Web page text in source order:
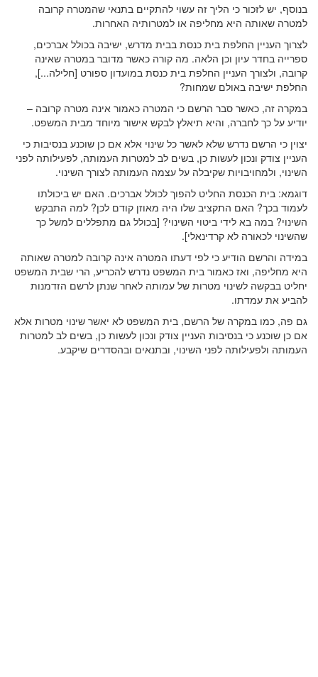
בנוסף, יש לזכור כי הליך זה עשוי להתקיים בתנאי שהמטרה קרובה
למטרה שאותה היא מחליפה או למטרותיה האחרות.
לצרוך העניין החלפת בית כנסת בבית מדרש, ישיבה בכולל אברכים,
ספרייה בחדר עיון וכן הלאה. מה קורה כאשר מדובר במטרה שאינה
קרובה, ולצורך העניין החלפת בית כנסת במועדון ספורט [חלילה...],
החלפת ישיבה באולם שמחות?
במקרה זה, כאשר סבר הרשם כי המטרה כאמור אינה מטרה קרובה –
יודיע על כך לחברה, והיא תיאלץ לבקש אישור מיוחד מבית המשפט.
יצוין כי הרשם נדרש שלא לאשר כל שינוי אלא אם כן שוכנע בנסיבות כי
העניין צודק ונכון לעשות כן, בשים לב למטרות העמותה, לפעילותה לפני
השינוי, ולמחויבויות שקיבלה על עצמה העמותה לצורך השינוי.
דוגמא: בית הכנסת החליט להפוך לכולל אברכים. האם יש ביכולתו
לעמוד בכך? האם התקציב שלו היה מאוזן קודם לכן? למה התבקש
השינוי? במה בא לידי ביטוי השינוי? [בכולל גם מתפללים למשל כך
שהשינוי לכאורה לא קרדינאלי].
במידה והרשם הודיע כי לפי דעתו המטרה אינה קרובה למטרה שאותה
היא מחליפה, ואז כאמור בית המשפט נדרש להכריע, הרי שבית המשפט
יחליט בבקשה לשינוי מטרות של עמותה לאחר שנתן לרשם הזדמנות
להביע את עמדתו.
גם פה, כמו במקרה של הרשם, בית המשפט לא יאשר שינוי מטרות אלא
אם כן שוכנע כי בנסיבות העניין צודק ונכון לעשות כן, בשים לב למטרות
העמותה ולפעילותה לפני השינוי, ובתנאים ובהסדרים שיקבע.